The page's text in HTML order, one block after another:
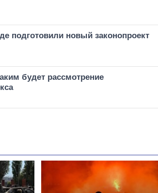
подготовили новый законопроект
будет рассмотрение